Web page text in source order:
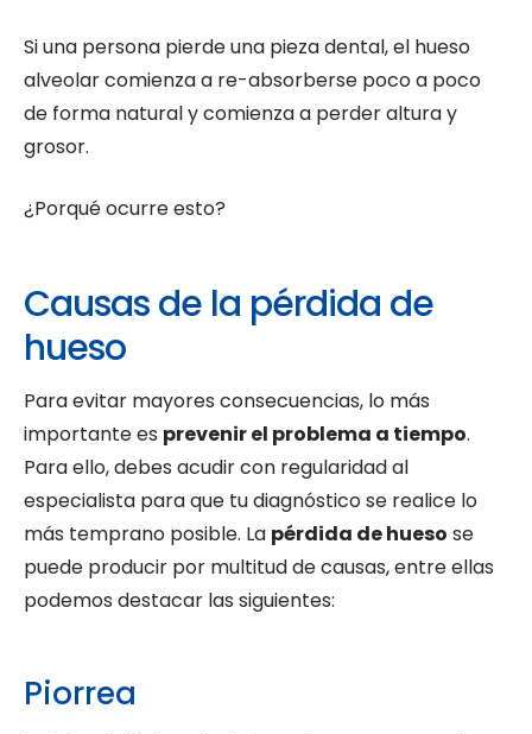
Si una persona pierde una pieza dental, el hueso
alveolar comienza a re-absorberse poco a poco
de forma natural y comienza a perder altura y
grosor.
¿Porqué ocurre esto?
Causas de la pérdida de
hueso
Para evitar mayores consecuencias, lo más
importante es prevenir el problema a tiempo.
Para ello, debes acudir con regularidad al
especialista para que tu diagnóstico se realice lo
más temprano posible. La pérdida de hueso se
puede producir por multitud de causas, entre ellas
podemos destacar las siguientes:
Piorrea